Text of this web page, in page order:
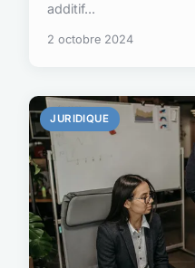
additif...
2 octobre 2024
JURIDIQUE